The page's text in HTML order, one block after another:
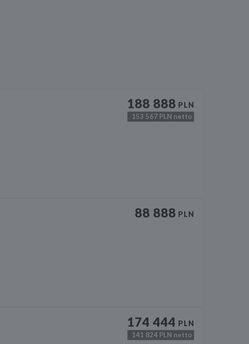
188 888 PLN
153 567 PLN netto
88 888 PLN
174 444 PLN
141 824 PLN netto